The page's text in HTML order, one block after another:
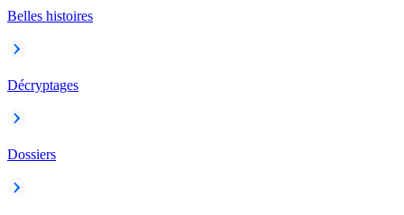
Belles histoires
Décryptages
Dossiers